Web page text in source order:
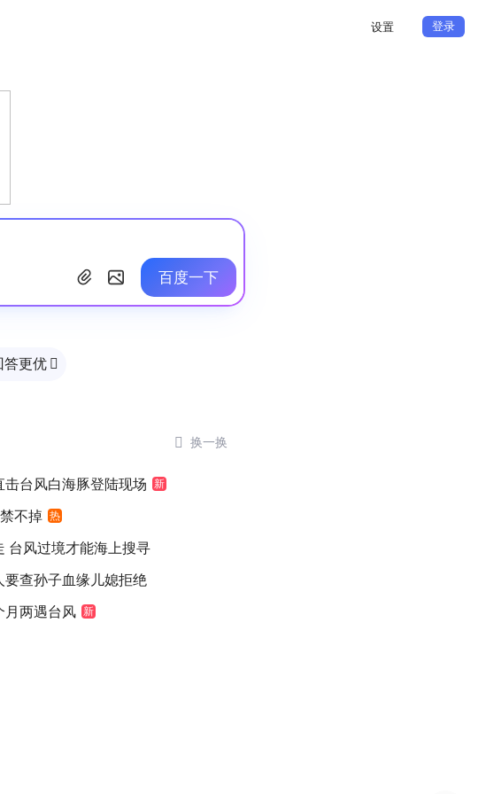
设置 登录
百度一下
答更优 
 换一换
击台风白海豚登陆现场 新
不掉 热
台风过境才能海上搜寻
要查孙子血缘儿媳拒绝
月两遇台风 新